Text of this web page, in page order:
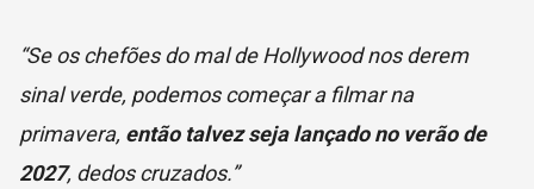
“Se os chefões do mal de Hollywood nos derem
sinal verde, podemos começar a filmar na
primavera, então talvez seja lançado no verão de
2027, dedos cruzados.”